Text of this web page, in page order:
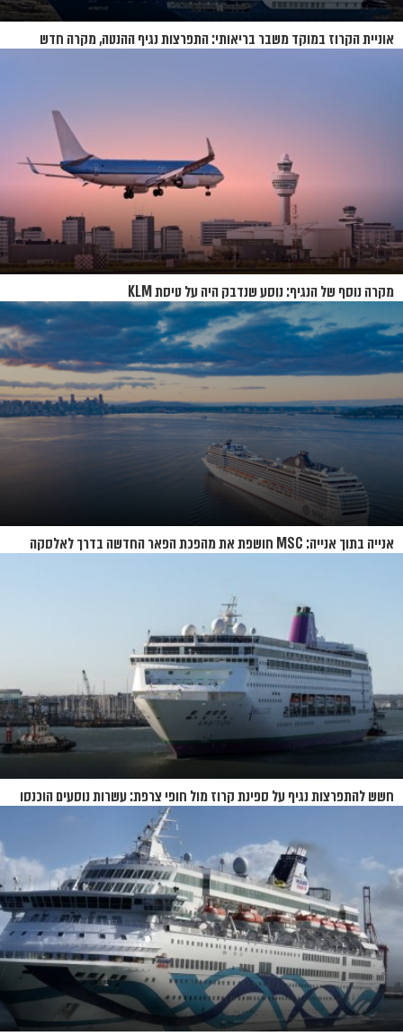
אוניית הקרוז במוקד משבר בריאותי: התפרצות נגיף ההנטה, מקרה חדש
מקרה נוסף של הנגיף: נוסע שנדבק היה על טיסת KLM
אנייה בתוך אנייה: MSC חושפת את מהפכת הפאר החדשה בדרך לאלסקה
חשש להתפרצות נגיף על ספינת קרוז מול חופי צרפת: עשרות נוסעים הוכנסו